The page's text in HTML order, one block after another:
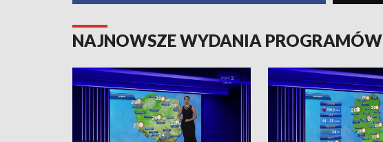
NAJNOWSZE WYDANIA PROGRAMÓW